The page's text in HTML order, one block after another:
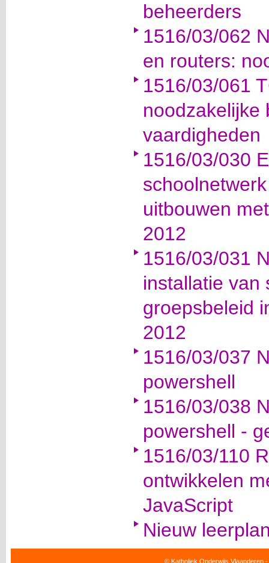
beheerders
1516/03/062
en routers:
1516/03/061
noodzakelijke
vaardigheden
1516/03/030
uitbouwen
2012
1516/03/031
installatie van
groepsbeleid
2012
1516/03/037
powershell
1516/03/038
powershell -
1516/03/110
ontwikkelen
JavaScript
Nieuw
© Katholiek Onderwijs Vlaanderen